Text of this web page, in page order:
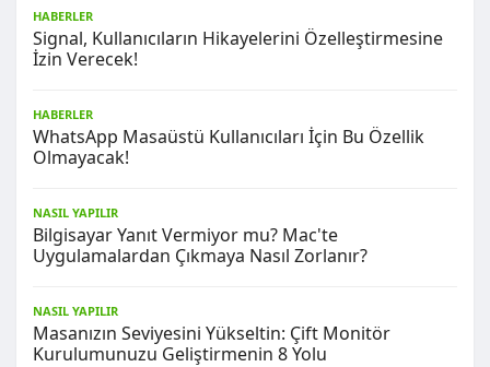
HABERLER
Signal, Kullanıcıların Hikayelerini Özelleştirmesine
İzin Verecek!
HABERLER
WhatsApp Masaüstü Kullanıcıları İçin Bu Özellik
Olmayacak!
NASIL YAPILIR
Bilgisayar Yanıt Vermiyor mu? Mac'te
Uygulamalardan Çıkmaya Nasıl Zorlanır?
NASIL YAPILIR
Masanızın Seviyesini Yükseltin: Çift Monitör
Kurulumunuzu Geliştirmenin 8 Yolu